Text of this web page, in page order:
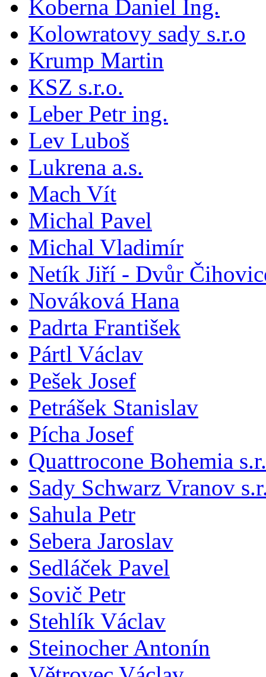
Koberna Daniel Ing.
Kolowratovy sady s.r.o
Krump Martin
KSZ s.r.o.
Leber Petr ing.
Lev Luboš
Lukrena a.s.
Mach Vít
Michal Pavel
Michal Vladimír
Netík Jiří - Dvůr
Nováková Hana
Padrta František
Pártl Václav
Pešek Josef
Petrášek Stanislav
Pícha Josef
Quattrocone Bohemia
Sady Schwarz Vranov
Sahula Petr
Sebera Jaroslav
Sedláček Pavel
Sovič Petr
Stehlík Václav
Steinocher Antonín